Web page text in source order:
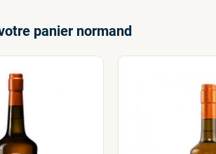
panier normand